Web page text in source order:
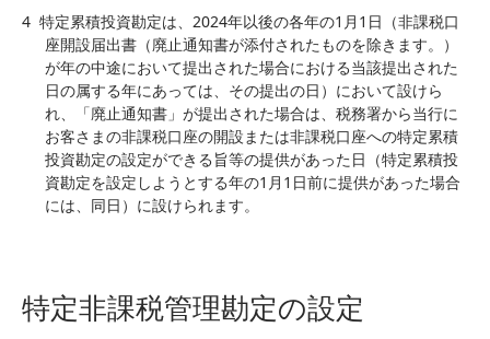
4 特定累積投資勘定は、2024年以後の各年の1月1日（非課税口
座開設届出書（廃止通知書が添付されたものを除きます。）
が年の中途において提出された場合における当該提出された
日の属する年にあっては、その提出の日）において設けら
れ、「廃止通知書」が提出された場合は、税務署から当行に
お客さまの非課税口座の開設または非課税口座への特定累積
投資勘定の設定ができる旨等の提供があった日（特定累積投
資勘定を設定しようとする年の1月1日前に提供があった場合
には、同日）に設けられます。
特定非課税管理勘定の設定